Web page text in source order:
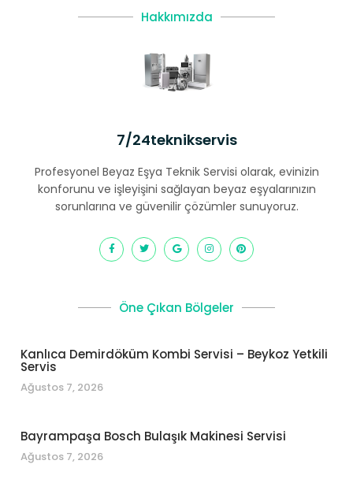
Hakkımızda
7/24teknikservis
Profesyonel Beyaz Eşya Teknik Servisi olarak, evinizin
konforunu ve işleyişini sağlayan beyaz eşyalarınızın
sorunlarına ve güvenilir çözümler sunuyoruz.
Öne Çıkan Bölgeler
Kanlıca Demirdöküm Kombi Servisi – Beykoz Yetkili
Servis
Ağustos 7, 2026
Bayrampaşa Bosch Bulaşık Makinesi Servisi
Ağustos 7, 2026